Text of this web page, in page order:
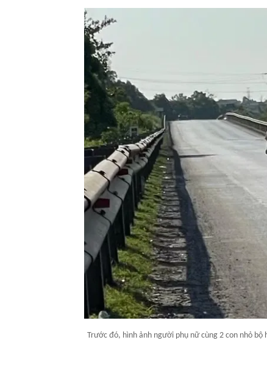
Trước đó, hình ảnh người phụ nữ cùng 2 con nhỏ